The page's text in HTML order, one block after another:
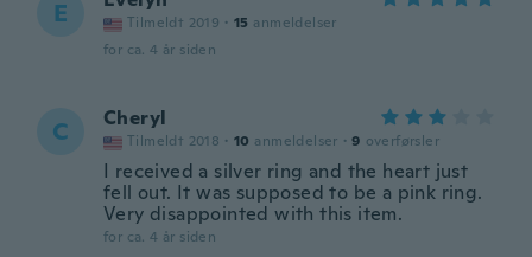
E Tilmeldt 2019 · 15 anmeldelser
for ca. 4 år siden
C Cheryl
Tilmeldt 2018 · 10 anmeldelser · 9 overførsler
I received a silver ring and the heart just
fell out. It was supposed to be a pink ring.
Very disappointed with this item.
for ca. 4 år siden